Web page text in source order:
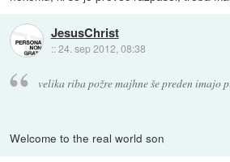
JesusChrist
::24. sep 2012, 08:38
velika riba požre majhne še preden imajo
Welcome to the real world son